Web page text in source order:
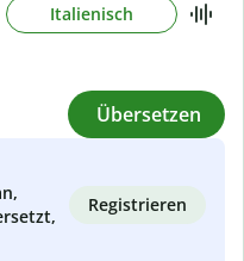
Italienisch
Übersetzen
Registrieren